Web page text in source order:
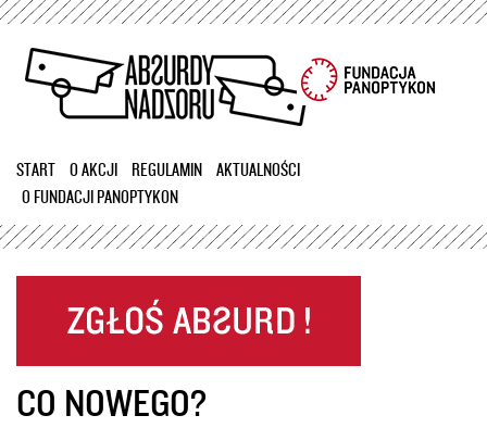
Przejdź
treści
START O AKCJI REGULAMIN
AKTUALNOŚCI
O FUNDACJI PANOPTYKON
CO NOWEGO?